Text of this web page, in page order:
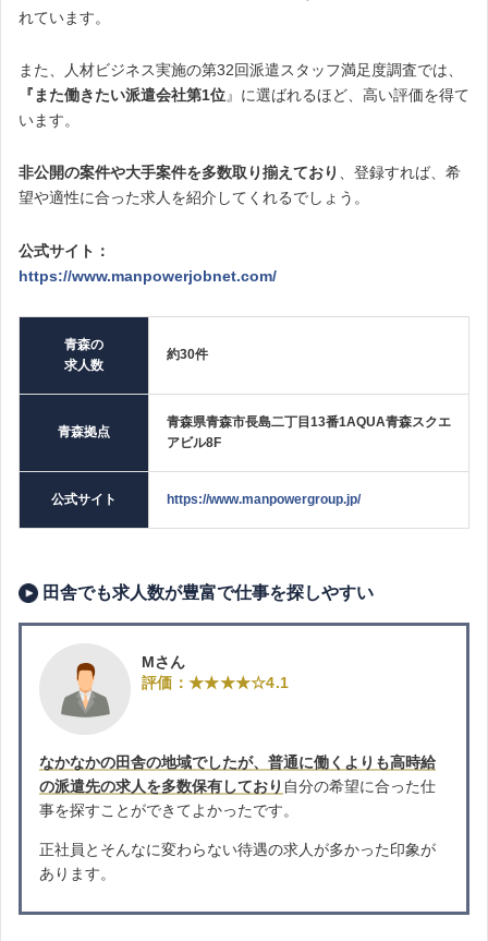
れています。
また、人材ビジネス実施の第32回派遣スタッフ満足度調査では、
『また働きたい派遣会社第1位』に選ばれるほど、高い評価を得て
います。
非公開の案件や大手案件を多数取り揃えており 、登録すれば、希
望や適性に合った求人を紹介してくれるでしょう。
公式サイト：
https://www.manpowerjobnet.com/
青森の
求人数
約30件
青森拠点
青森県青森市長島二丁目13番1AQUA青森スクエ
アビル8F
公式サイト https://www.manpowergroup.jp/
田舎でも求人数が豊富で仕事を探しやすい
Mさん
評価：★★★★☆4.1
なかなかの田舎の地域でしたが、普通に働くよりも高時給
の派遣先の求人を多数保有しており 自分の希望に合った仕
事を探すことができてよかったです。
正社員とそんなに変わらない待遇の求人が多かった印象が
あります。